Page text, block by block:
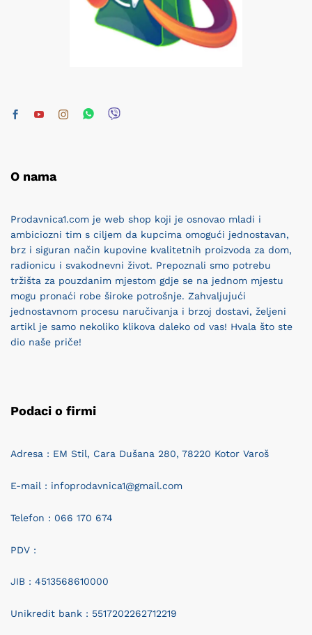
O nama
Prodavnica1.com je web shop koji je osnovao mladi i
ambiciozni tim s ciljem da kupcima omogući jednostavan,
brz i siguran način kupovine kvalitetnih proizvoda za dom,
radionicu i svakodnevni život. Prepoznali smo potrebu
tržišta za pouzdanim mjestom gdje se na jednom mjestu
mogu pronaći robe široke potrošnje. Zahvaljujući
jednostavnom procesu naručivanja i brzoj dostavi, željeni
artikl je samo nekoliko klikova daleko od vas! Hvala što ste
dio naše priče!
Podaci o firmi
Adresa : EM Stil, Cara Dušana 280, 78220 Kotor Varoš
E-mail : infoprodavnica1@gmail.com
Telefon : 066 170 674
PDV :
JIB : 4513568610000
Unikredit bank : 5517202262712219